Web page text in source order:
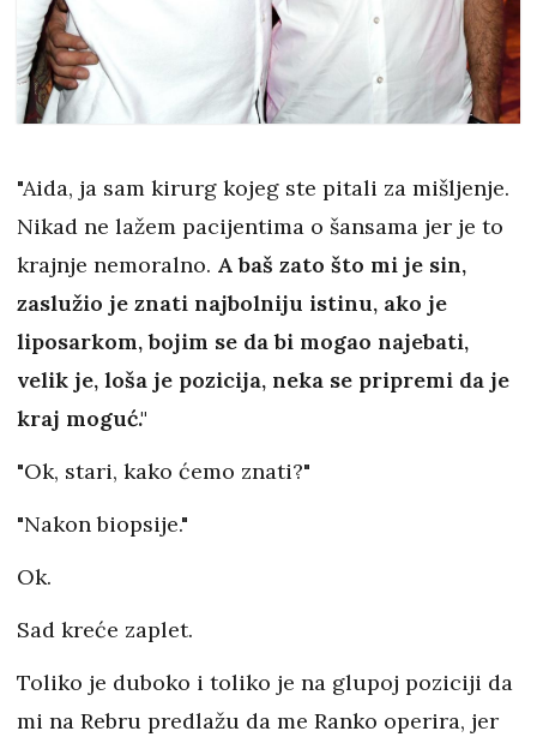
"Aida, ja sam kirurg kojeg ste pitali za mišljenje.
Nikad ne lažem pacijentima o šansama jer je to
krajnje nemoralno. A baš zato što mi je sin,
zaslužio je znati najbolniju istinu, ako je
liposarkom, bojim se da bi mogao najebati,
velik je, loša je pozicija, neka se pripremi da je
kraj moguć."
"Ok, stari, kako ćemo znati?"
"Nakon biopsije."
Ok.
Sad kreće zaplet.
Toliko je duboko i toliko je na glupoj poziciji da
mi na Rebru predlažu da me Ranko operira, jer